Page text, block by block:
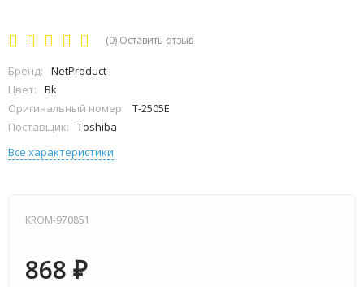
(0) Оставить отзыв
Бренд:
NetProduct
Цвет:
Bk
Оригинальный номер:
T-2505E
Поставщик:
Toshiba
Все характеристики
KROM-970851
868 ₽